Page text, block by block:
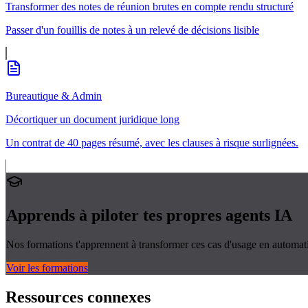
Transformer des notes de réunion brutes en compte rendu structuré
Passer d'un fouillis de notes à un relevé de décisions lisible
Bureautique & Admin
Décortiquer un document juridique long
Un contrat de 40 pages résumé, avec les clauses à risque surlignées.
Apprends à piloter tes propres agents IA
Nos formations t'apprennent à transformer ces cas d'usage en
Voir les formations
Ressources connexes